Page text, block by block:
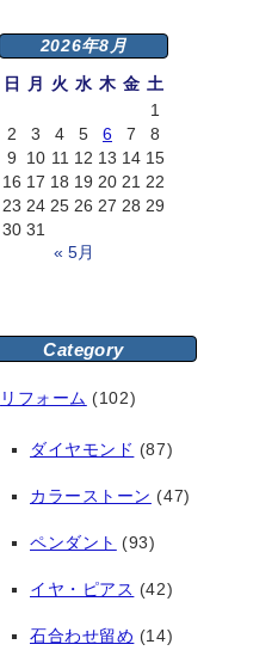
2026年8月
日
月 火 水 木 金 土
1
2
3 4 5 6 7
8
9
10 11 12 13 14 15
16 17 18 19 20 21 22
23 24 25 26 27 28 29
30 31
« 5月
Category
リフォーム (102)
ダイヤモンド (87)
カラーストーン (47)
ペンダント (93)
イヤ・ピアス (42)
石合わせ留め (14)